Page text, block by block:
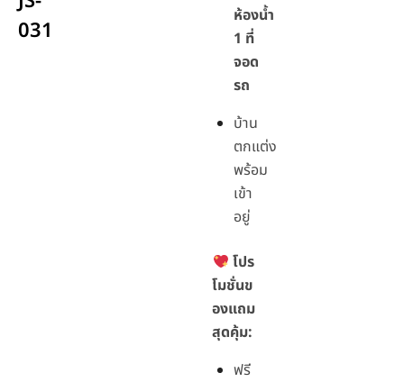
031
ห้องน้ำ
1 ที่
จอด
รถ
บ้าน
ตกแต่ง
พร้อม
เข้า
อยู่
โปร
โมชั่นข
องแถม
สุดคุ้ม:
ฟรี